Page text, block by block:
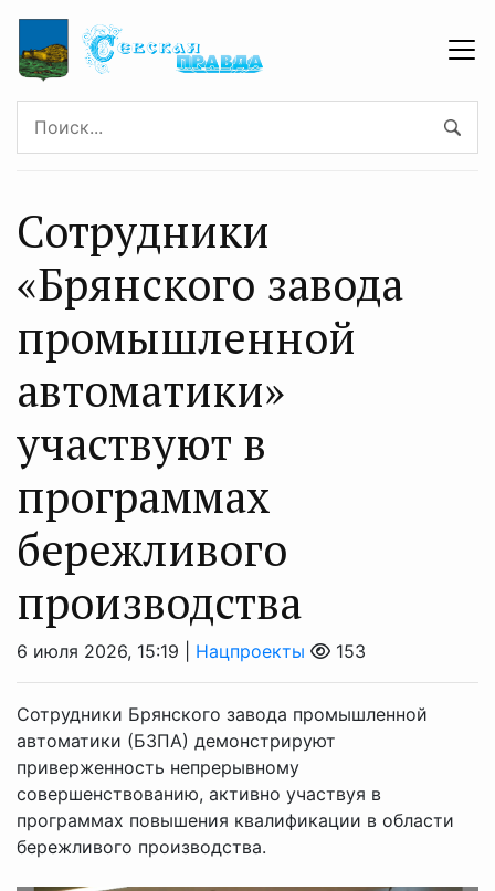
Сотрудники
«Брянского завода
промышленной
автоматики»
участвуют в
программах
бережливого
производства
6 июля 2026, 15:19 | Нацпроекты 153
Сотрудники Брянского завода промышленной
автоматики (БЗПА) демонстрируют
приверженность непрерывному
совершенствованию, активно участвуя в
программах повышения квалификации в области
бережливого производства.